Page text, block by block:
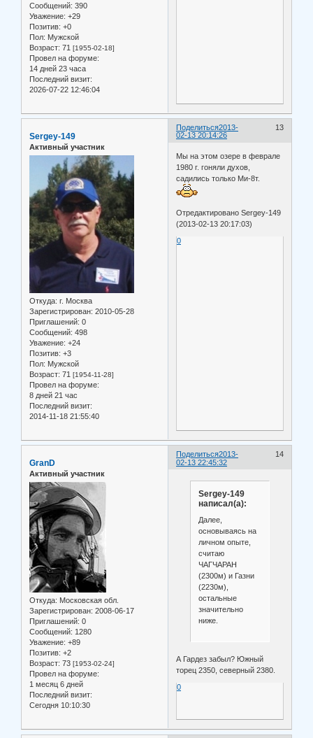
Сообщений: 390
Уважение: +29
Позитив: +0
Пол: Мужской
Возраст: 71 [1955-02-18]
Провел на форуме:
14 дней 23 часа
Последний визит:
2026-07-22 12:46:04
Поделиться 13
2013-
02-13 20:14:26
Sergey-149
Активный участник
Откуда: г. Москва
Зарегистрирован: 2010-05-28
Приглашений: 0
Сообщений: 498
Уважение: +24
Позитив: +3
Пол: Мужской
Возраст: 71 [1954-11-28]
Провел на форуме:
8 дней 21 час
Последний визит:
2014-11-18 21:55:40
Мы на этом озере в феврале
1980 г. гоняли духов,
садились только Ми-8т.
Отредактировано Sergey-149
(2013-02-13 20:17:03)
0
Поделиться 14
2013-
02-13 22:45:32
GranD
Активный участник
Откуда: Московская обл.
Зарегистрирован: 2008-06-17
Приглашений: 0
Сообщений: 1280
Уважение: +89
Позитив: +2
Возраст: 73 [1953-02-24]
Провел на форуме:
1 месяц 6 дней
Последний визит:
Сегодня 10:10:30
Sergey-149
написал(а):
Далее,
основываясь на
личном опыте,
считаю
ЧАГЧАРАН
(2300м) и Газни
(2230м),
остальные
значительно
ниже.
А Гардез забыл? Южный
торец 2350, северный 2380.
0